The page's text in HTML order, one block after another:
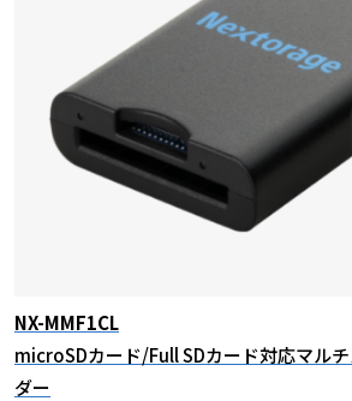
NX-MMF1CL
microSDカード/Full SDカード対応マル
ダー